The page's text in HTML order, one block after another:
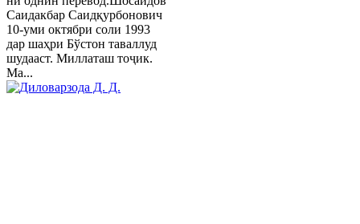
Саидакбар Саидқурбонович
10-уми октябри соли 1993
дар шаҳри Бўстон таваллуд
шудааст. Миллаташ тоҷик.
Ма...